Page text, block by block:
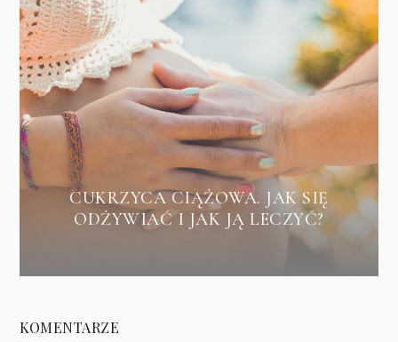
CUKRZYCA CIĄŻOWA. JAK SIĘ
ODŻYWIAĆ I JAK JĄ LECZYĆ?
KOMENTARZE